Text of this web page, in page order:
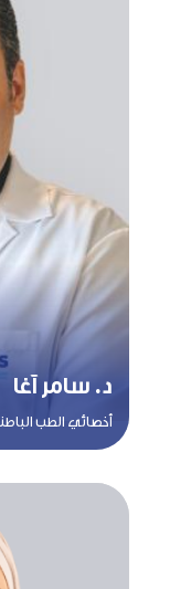
د. سامر آغا
أخصائي الطب